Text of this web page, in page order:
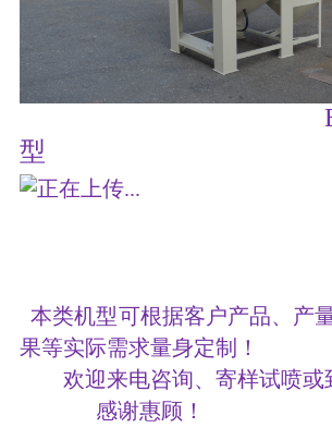
型
本类机型可根据客户产品、产
果等实际需求量身定制！
欢迎来电咨询、寄样试喷或
感谢惠顾！